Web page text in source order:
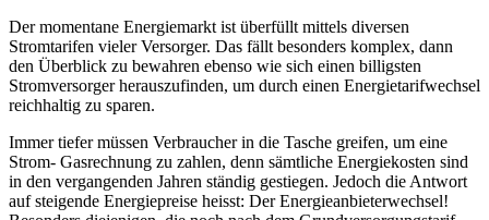
Der momentane Energiemarkt ist überfüllt mittels diversen
Stromtarifen vieler Versorger. Das fällt besonders komplex, dann
den Überblick zu bewahren ebenso wie sich einen billigsten
Stromversorger herauszufinden, um durch einen Energietarifwechsel
reichhaltig zu sparen.
Immer tiefer müssen Verbraucher in die Tasche greifen, um eine
Strom- Gasrechnung zu zahlen, denn sämtliche Energiekosten sind
in den vergangenden Jahren ständig gestiegen. Jedoch die Antwort
auf steigende Energiepreise heisst: Der Energieanbieterwechsel!